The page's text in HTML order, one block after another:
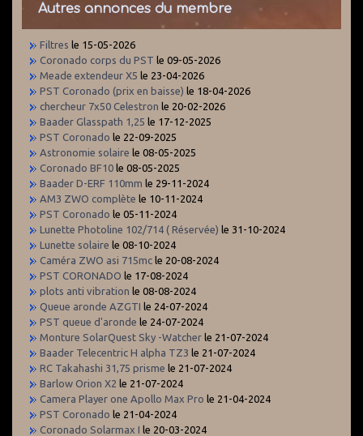
Autres annonces du membre
Filtres le 15-05-2026
Coronado corps du PST le 09-05-2026
Meade extendeur X5 le 23-04-2026
PST Coronado (prix en baisse) le 18-04-2026
chercheur 7x50 Celestron le 20-02-2026
Baader Glasspath 1,25 le 17-12-2025
PST Coronado le 22-09-2025
Astronomie solaire le 08-05-2025
Coronado BF10 le 08-05-2025
Baader D-ERF 110mm le 29-11-2024
AM3 ZWO complète le 10-11-2024
PST Coronado le 05-11-2024
Lunette Photoline 102/714 ( Réservée) le 31-10-2024
Lunette solaire le 08-10-2024
Caméra ZWO asi 715mc le 20-08-2024
PST CORONADO le 17-08-2024
plots anti vibration le 08-08-2024
Queue aronde AZGTI le 24-07-2024
PST queue d'aronde le 24-07-2024
Monture SolarQuest Sky -Watcher le 21-07-2024
Baader Telecentric H alpha TZ3 le 21-07-2024
RC Takahashi 31,75 prisme le 21-07-2024
Barlow Orion X2 le 21-07-2024
Camera Player one Apollo Max Pro le 21-04-2024
PST Coronado le 21-04-2024
Coronado Solarmax I le 20-03-2024